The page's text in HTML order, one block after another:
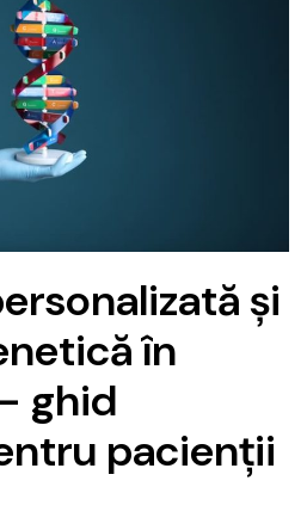
și
în
ghid
pacienții